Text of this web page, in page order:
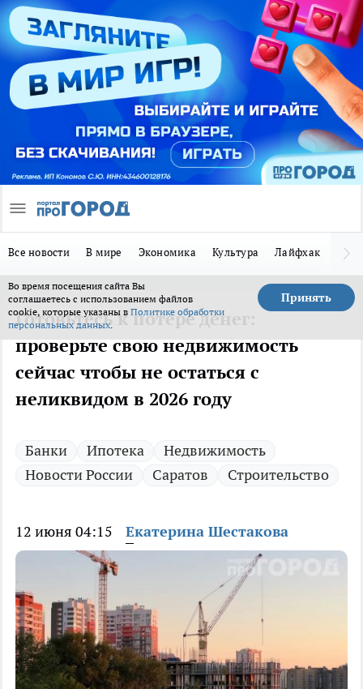
Все новости В мире Экономика Культура Лайфхак
Во время посещения сайта Вы
соглашаетесь с использованием файлов
cookie, которые указаны в Политике обработки
персональных данных.
Принять
Готовьтесь к потере денег:
проверьте свою недвижимость
сейчас чтобы не остаться с
неликвидом в 2026 году
Банки Ипотека
Недвижимость
Новости России
Саратов Строительство
12 июня 04:15 Екатерина Шестакова